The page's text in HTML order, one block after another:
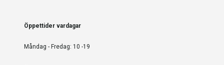
Öppettider vardagar
Måndag - Fredag: 10 -19